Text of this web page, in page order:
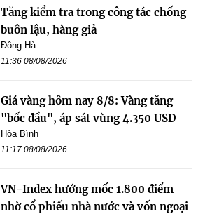
Tăng kiểm tra trong công tác chống
buôn lậu, hàng giả
Đông Hà
11:36 08/08/2026
Giá vàng hôm nay 8/8: Vàng tăng
"bốc đầu", áp sát vùng 4.350 USD
Hòa Bình
11:17 08/08/2026
VN-Index hướng mốc 1.800 điểm
nhờ cổ phiếu nhà nước và vốn ngoại